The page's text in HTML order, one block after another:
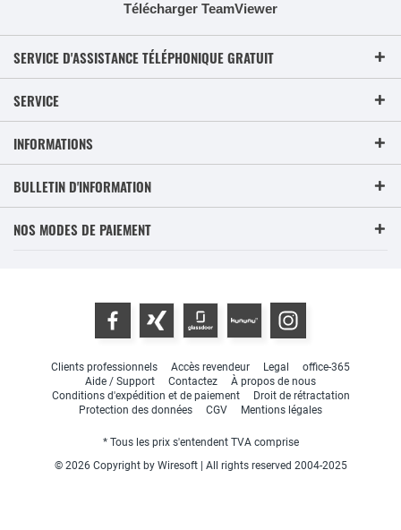
Télécharger TeamViewer
SERVICE D'ASSISTANCE TÉLÉPHONIQUE GRATUIT
SERVICE
INFORMATIONS
BULLETIN D'INFORMATION
NOS MODES DE PAIEMENT
Clients professionnels Accès revendeur Legal
office-365
Aide / Support
Contactez
À propos de nous
Conditions d'expédition et de paiement
Droit de rétractation
Protection des données
CGV Mentions légales
* Tous les prix s'entendent TVA comprise
© 2026 Copyright by Wiresoft | All rights reserved 2004-2025